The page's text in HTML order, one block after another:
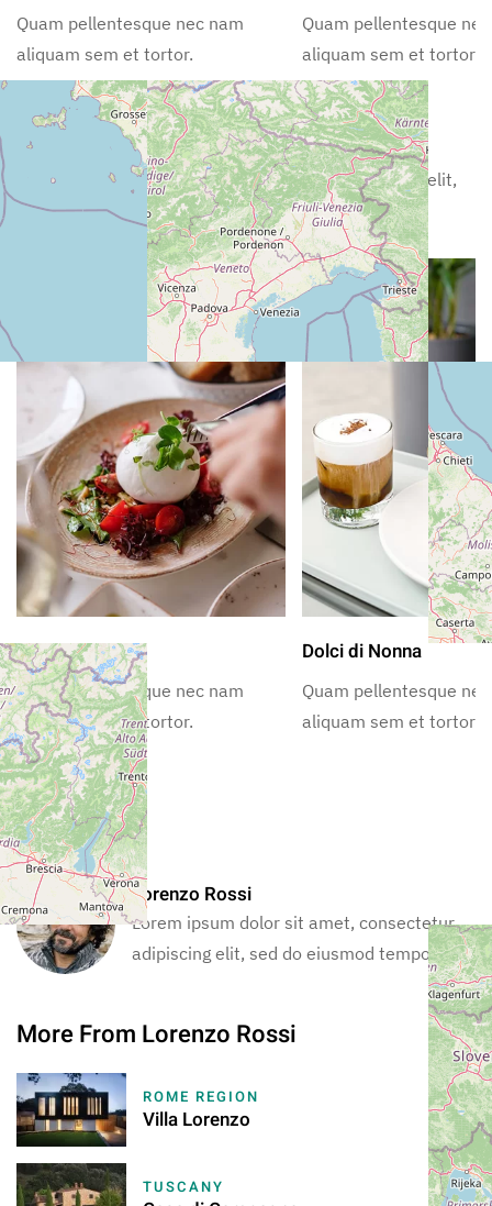
Quam pellentesque nec nam
aliquam sem et tortor.
Quam pellentesque
aliquam sem et tortor.
Nearby Restaurants
Lorem ipsum dolor sit amet, consectetur adipiscing elit,
sed incididunt ut labore.
Osteria al Porto
Quam pellentesque nec nam
aliquam sem et tortor.
Dolci di Nonna
Quam pellentesque
aliquam sem et tortor.
Your Host
Lorenzo Rossi
Lorem ipsum dolor sit amet, consectetur
adipiscing elit, sed do eiusmod tempor.
More From Lorenzo Rossi
ROME REGION
Villa Lorenzo
TUSCANY